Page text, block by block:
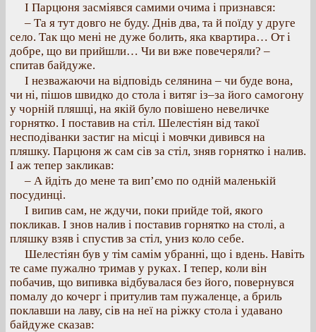
І Парцюня засміявся самими очима і признався:
– Та я тут довго не буду. Днів два, та й поїду у друге
село. Так що мені не дуже болить, яка квартира… От і
добре, що ви прийшли… Чи ви вже повечеряли? –
спитав байдуже.
І незважаючи на відповідь селянина – чи буде вона,
чи ні, пішов швидко до стола і витяг із–за його самогону
у чорній пляшці, на якій було повішено невеличке
горнятко. І поставив на стіл. Шелестіян від такої
несподіванки застиг на місці і мовчки дивився на
пляшку. Парцюня ж сам сів за стіл, зняв горнятко і налив.
І аж тепер закликав:
– А йдіть до мене та вип’ємо по одній маленькій
посудинці.
І випив сам, не ждучи, поки прийде той, якого
покликав. І знов налив і поставив горнятко на столі, а
пляшку взяв і спустив за стіл, униз коло себе.
Шелестіян був у тім самім убранні, що і вдень. Навіть
те саме пужално тримав у руках. І тепер, коли він
побачив, що випивка відбувалася без його, повернувся
помалу до кочерг і притулив там пужаленце, а бриль
поклавши на лаву, сів на неї на ріжку стола і удавано
байдуже сказав: